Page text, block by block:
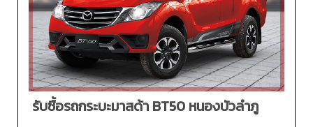
รับซื้อรถกระบะมาสด้า BT50 หนองบัวลำภู